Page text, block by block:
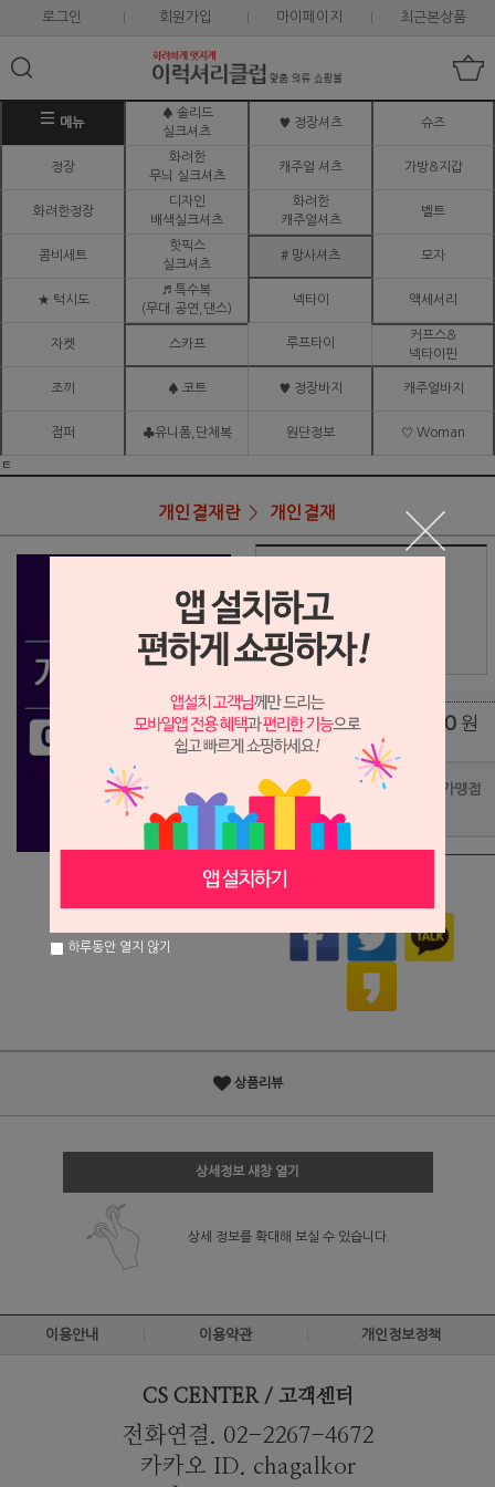
로그인 회원가입 마이페이지 최근본상품
메뉴
♠ 솔리드
실크셔츠
♥ 정장셔츠 슈즈
정장
화려한
무늬 실크셔츠
캐주얼 셔츠 가방&지갑
화려한정장
디자인
배색실크셔츠
화려한
캐주얼셔츠
벨트
콤비세트
핫픽스
실크셔츠
# 망사셔츠 모자
★ 턱시도
♬ 특수복
(무대.공연,댄스)
넥타이 액세서리
자켓 스카프 루프타이
커프스&
넥타이핀
조끼 ♠ 코트 ♥ 정장바지 캐주얼바지
점퍼 ♣유니폼,단체복 원단정보 ♡ Woman
ㅌ
개인결재란 개인결재
상품가 248,000
배송비 (조건)
총 상품 금액 0 원
포인트사용 가맹점
상품리뷰
상세정보 새창 열기
상세 정보를 확대해 보실 수 있습니다.
이용안내 이용약관 개인정보정책
CS CENTER / 고객센터
전화연결. 02-2267-4672
카카오 ID. chagalkor
하루동안 열지 않기